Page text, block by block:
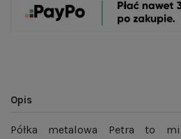
Opis
Półka metalowa Petra to